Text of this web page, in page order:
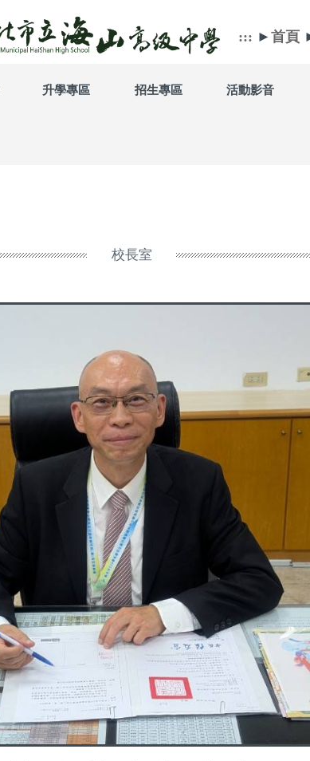
::: ► 首頁
升學專區 招生專區 活動影音
校長室